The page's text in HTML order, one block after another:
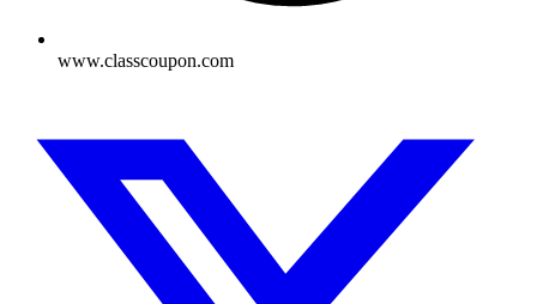
www.classcoupon.com